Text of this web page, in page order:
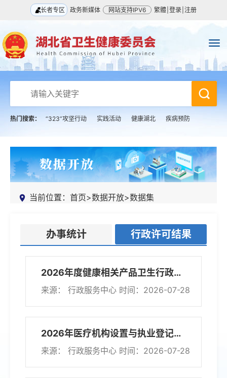
长者专区 政务新媒体 网站支持IPV6 繁體 登录 注册
热门搜索： “323”攻坚行动 实践活动 健康湖北 疾病预防
当前位置： 首页>数据开放>数据集
办事统计 行政许可结果
2026年度健康相关产品卫生行政许可公示（第25期）
来源： 行政服务中心 时间：2026-07-28
2026年医疗机构设置与执业登记行政许可公示（第27期）
来源： 行政服务中心 时间：2026-07-28